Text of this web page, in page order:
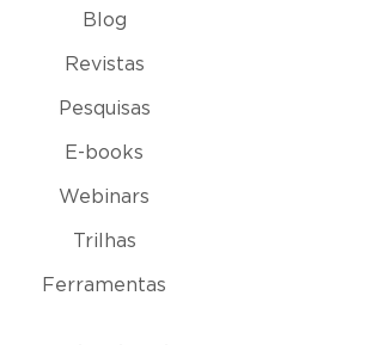
Blog
Revistas
Pesquisas
E-books
Webinars
Trilhas
Ferramentas